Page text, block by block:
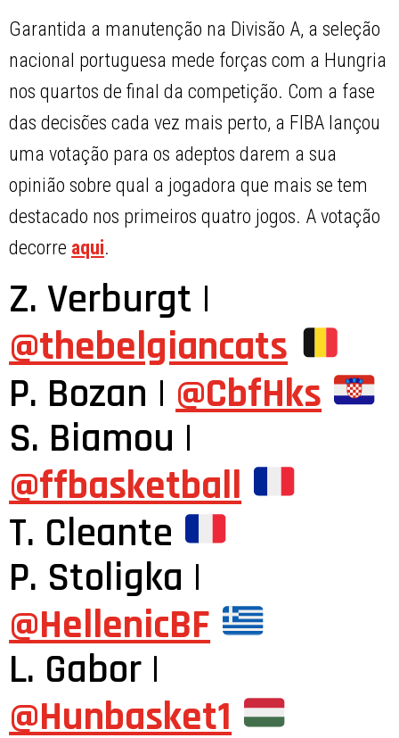
Garantida a manutenção na Divisão A, a seleção
nacional portuguesa mede forças com a Hungria
nos quartos de final da competição. Com a fase
das decisões cada vez mais perto, a FIBA lançou
uma votação para os adeptos darem a sua
opinião sobre qual a jogadora que mais se tem
destacado nos primeiros quatro jogos. A votação
decorre aqui.
Z. Verburgt |
@thebelgiancats
P. Bozan |@CbfHks
S. Biamou |
@ffbasketball
T. Cleante
P. Stoligka |
@HellenicBF
L. Gabor |
@Hunbasket1